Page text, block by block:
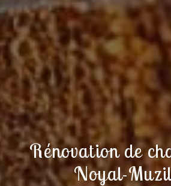
Rénovation de
Noyal-